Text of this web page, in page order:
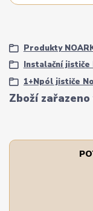
Zboží
Produkty
Instalační jističe
1+Npól jističe